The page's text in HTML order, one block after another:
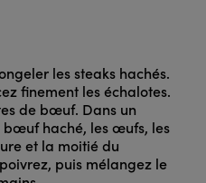
les steaks hachés.
finement les échalotes.
de bœuf. Dans un
bœuf haché, les œufs, les
et la moitié du
puis mélangez le